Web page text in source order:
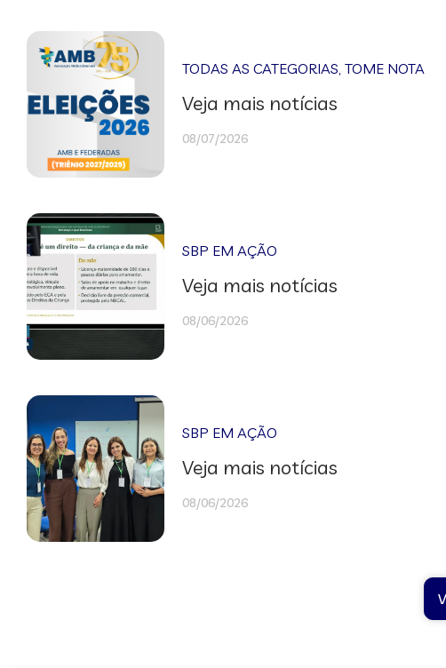
TODAS AS CATEGORIAS ,TOME NOTA
Veja mais notícias
08/07/2026
SBP EM AÇÃO
Veja mais notícias
08/06/2026
SBP EM AÇÃO
Veja mais notícias
08/06/2026